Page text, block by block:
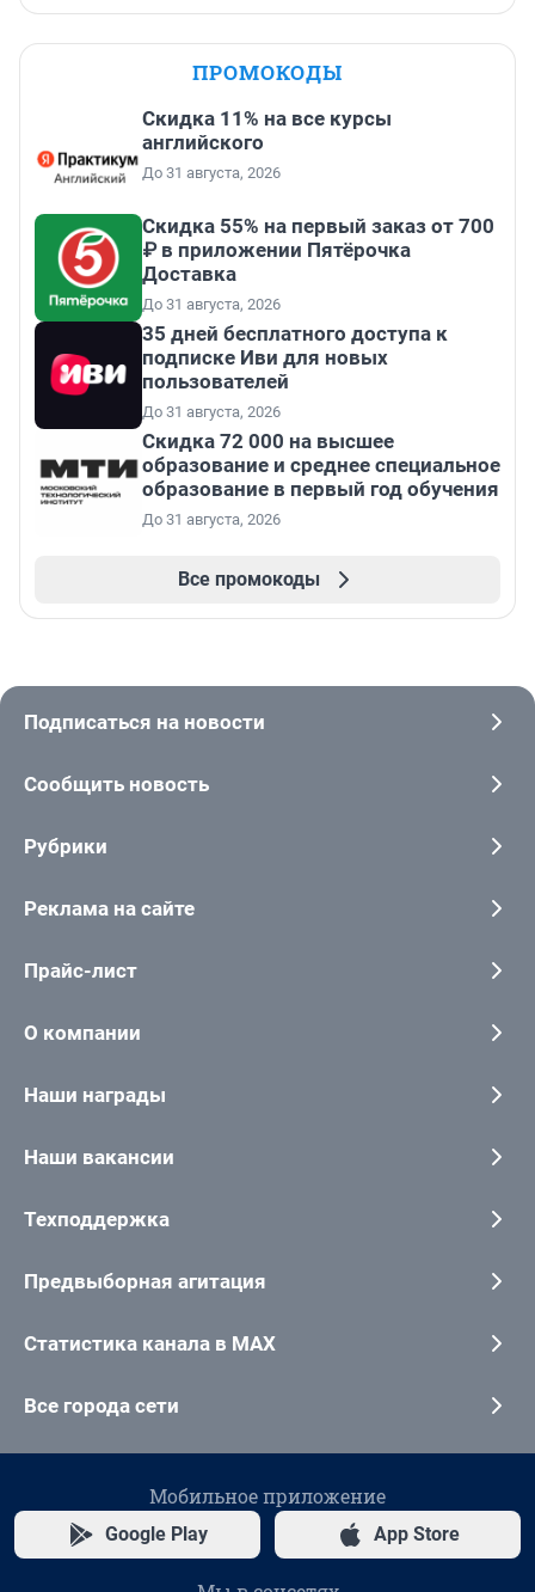
ПРОМОКОДЫ
Скидка 11% на все курсы
английского
До 31 августа, 2026
Скидка 55% на первый заказ от 700
₽ в приложении Пятёрочка
Доставка
До 31 августа, 2026
35 дней бесплатного доступа к
подписке Иви для новых
пользователей
До 31 августа, 2026
Скидка 72 000 на высшее
образование и среднее специальное
образование в первый год обучения
До 31 августа, 2026
Все промокоды
Подписаться на новости
Сообщить новость
Рубрики
Реклама на сайте
Прайс-лист
О компании
Наши награды
Наши вакансии
Техподдержка
Предвыборная агитация
Статистика канала в MAX
Все города сети
Мобильное приложение
Google Play App Store